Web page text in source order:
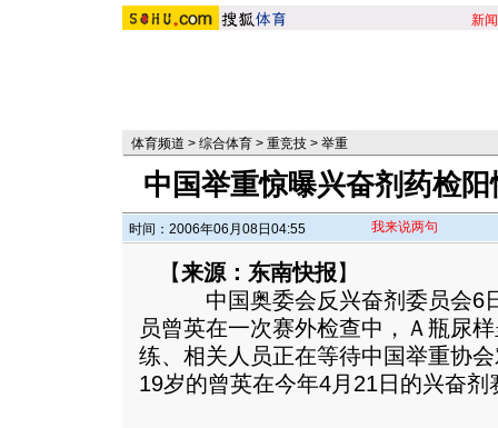
新闻
体育频道 > 综合体育 > 重竞技 > 举重
中国举重惊曝兴奋剂药检
时间：2006年06月08日04:55 我来说两句
【来源：东南快报】
中国奥委会反兴奋剂委员会6日
员曾英在一次赛外检查中，Ａ瓶尿
练、相关人员正在等待中国举重协
19岁的曾英在今年4月21日的兴奋